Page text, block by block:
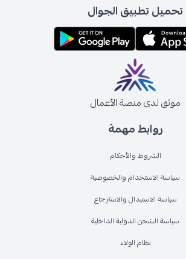
روابط مهمة
الشروط والأحكام
سياسة الاستخدام والخصوصية
سياسة الاستبدال والاسترجاع
سياسة الشحن الدولية الداخلية
نظام الولاء
تحميل تطبيق الجوال
موثق لدى منصة الأعمال